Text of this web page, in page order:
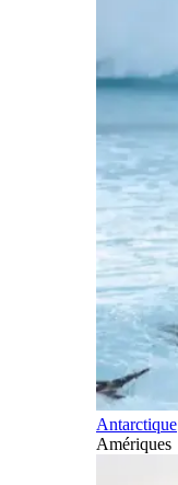
Antarctique
Amériques